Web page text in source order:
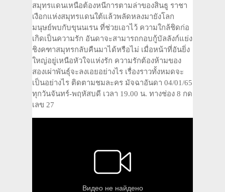
สมุทรแดนเหนือต้องหนีการตามล่าของสินธู ราชา
เงือกแห่งสมุทรแดนใต้แล้วพลัดหลงมายังโลก
มนุษย์พบกับขุนนเรน ที่ช่วยเอาไว้ ความใกล้ชิดก่อ
เกิดเป็นความรัก อันดาจะสามารถกอบกู้บัลลังก์แย่ง
ชิงคฑาสมุทรกลับคืนมาได้หรือไม่ เมื่อหน้าที่อันยิ่ง
ใหญ่อยู่เหนือหัวใจแห่งรัก ความรักต้องห้ามของ
สองเผ่าพันธุ์จะลงเอยอย่างไร เรื่องราวทั้งหมดจะ
เป็นอย่างไร ติดตามชมละคร มัจฉาอันดา 04/01/65
ทุกวันจันทร์-พฤหัสบดี เวลา 19.00 น. ทางช่อง 8 กด
เลข 27